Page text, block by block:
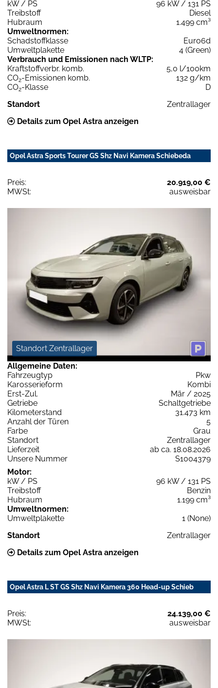
kW / PS
96 kW / 131 PS
Treibstoff
Diesel
Hubraum
1.499 cm³
Umweltnormen:
Schadstoffklasse
Euro6d
Umweltplakette
4 (Green)
Verbrauch und Emissionen nach WLTP:
Kraftstoffverbr. komb.
5,0 l/100km
CO2-Emissionen komb.
132 g/km
CO2-Klasse
D
Standort
Zentrallager
Details zum Opel Astra anzeigen
Opel Astra Sports Tourer GS Shz Navi Kamera Schiebeda
Preis:
20.919,00 €
MWSt:
ausweisbar
Standort Zentrallager
Allgemeine Daten:
Fahrzeugtyp
Pkw
Karosserieform
Kombi
Erst-Zul.
Mär / 2025
Getriebe
Schaltgetriebe
Kilometerstand
31.473 km
Anzahl der Türen
5
Farbe
Grau
Standort
Zentrallager
Lieferzeit
ab ca. 18.08.2026
Unsere Nummer
S1004379
Motor:
kW / PS
96 kW / 131 PS
Treibstoff
Benzin
Hubraum
1.199 cm³
Umweltnormen:
Umweltplakette
1 (None)
Standort
Zentrallager
Details zum Opel Astra anzeigen
Opel Astra L ST GS Shz Navi Kamera 360 Head-up Schieb
Preis:
24.139,00 €
MWSt:
ausweisbar